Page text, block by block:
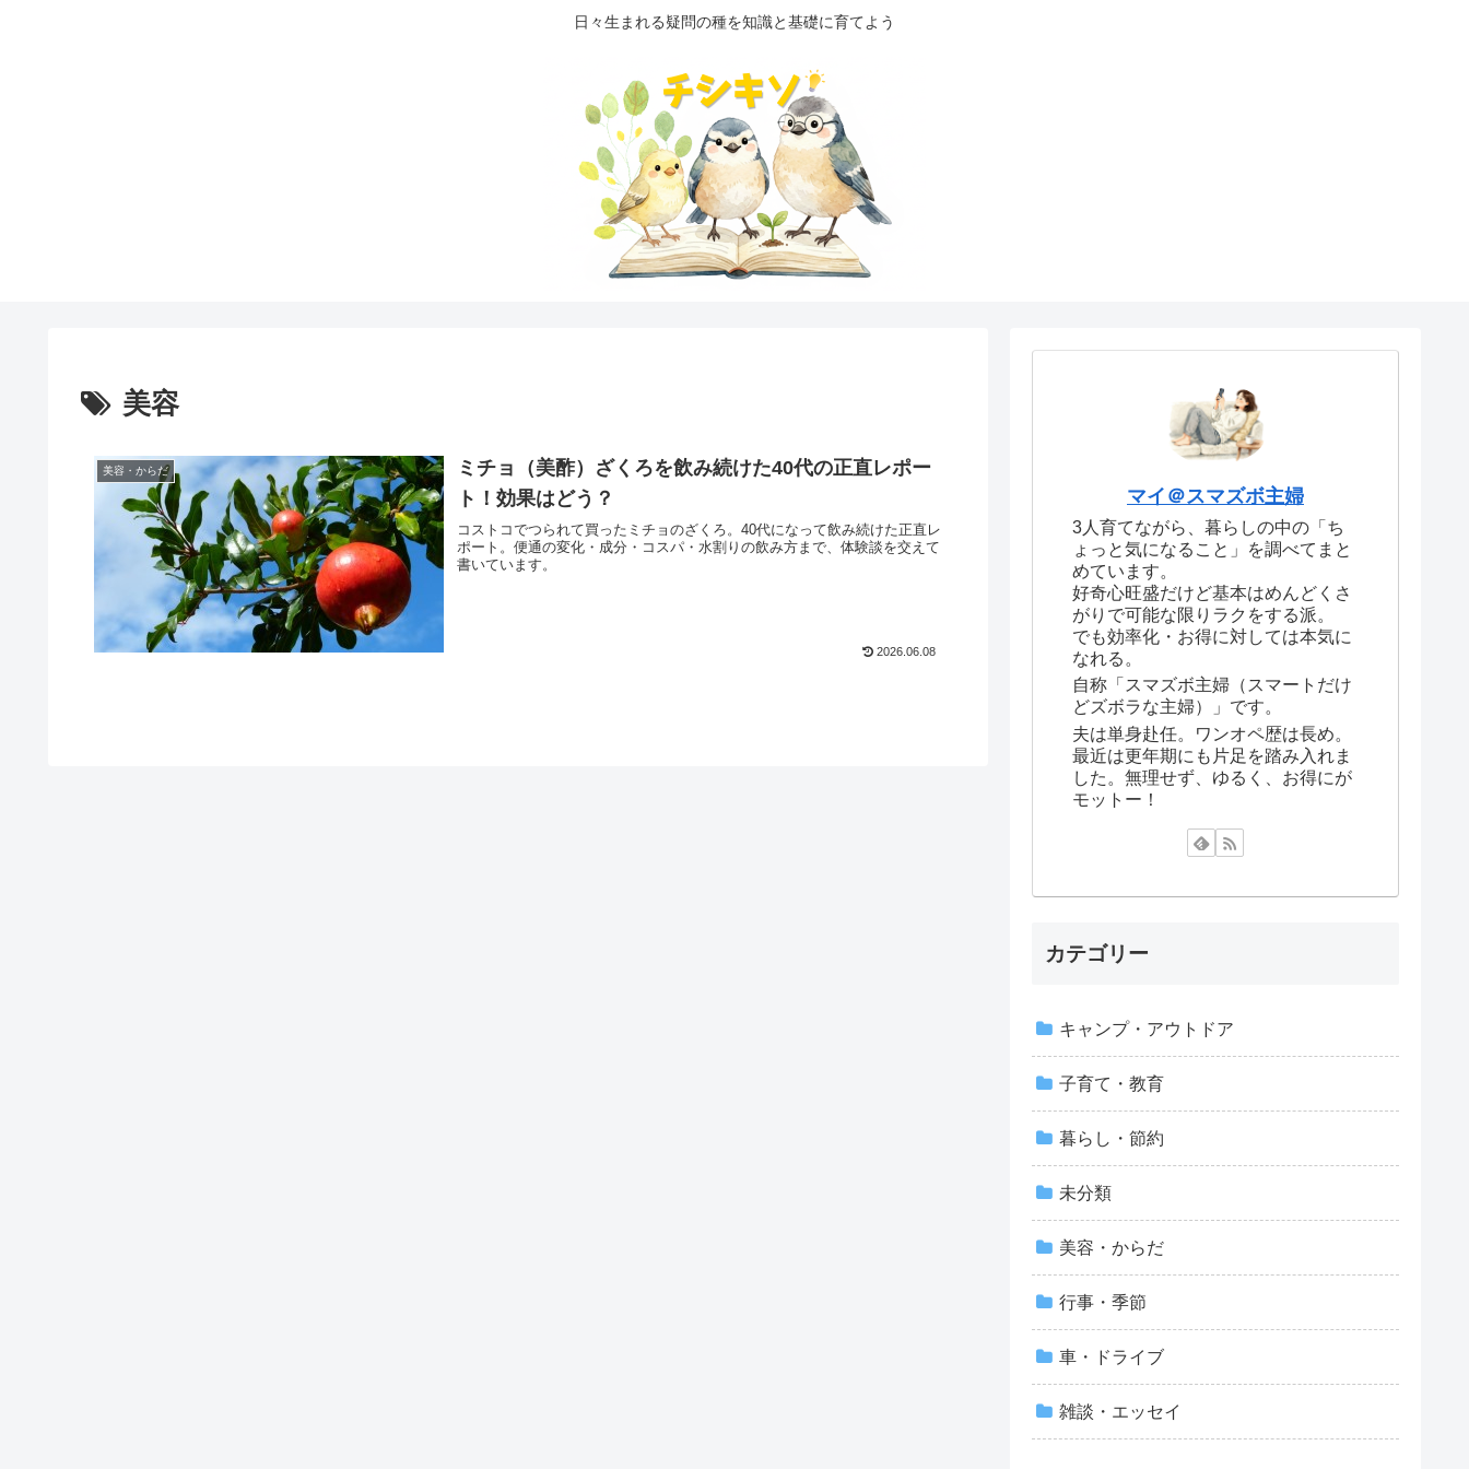
日々生まれる疑問の種を知識と基礎に育てよう
美容
美容・からだ
ミチョ（美酢）ざくろを飲み続けた40代の正直レポー
ト！効果はどう？
コストコでつられて買ったミチョのざくろ。40代になって飲み続けた正直レ
ポート。便通の変化・成分・コスパ・水割りの飲み方まで、体験談を交えて
書いています。
2026.06.08
マイ＠スマズボ主婦
3人育てながら、暮らしの中の「ち
ょっと気になること」を調べてまと
めています。
好奇心旺盛だけど基本はめんどくさ
がりで可能な限りラクをする派。
でも効率化・お得に対しては本気に
なれる。
自称「スマズボ主婦（スマートだけ
どズボラな主婦）」です。
夫は単身赴任。ワンオペ歴は長め。
最近は更年期にも片足を踏み入れま
した。無理せず、ゆるく、お得にが
モットー！
カテゴリー
キャンプ・アウトドア
子育て・教育
暮らし・節約
未分類
美容・からだ
行事・季節
車・ドライブ
雑談・エッセイ